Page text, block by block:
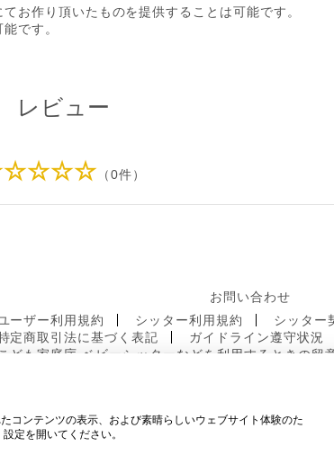
お作り頂いたものを提供することは可能です。
です。
レビュー
（0件）
お問い合わせ
ーザー利用規約
シッター利用規約 シッター
定商取引法に基づく表記
ガイドライン遵守状況
こども家庭庁 ベビーシッターなどを利用するときの留
コンテンツの表示、および素晴らしいウェブサイト体験のた
定を開いてください。